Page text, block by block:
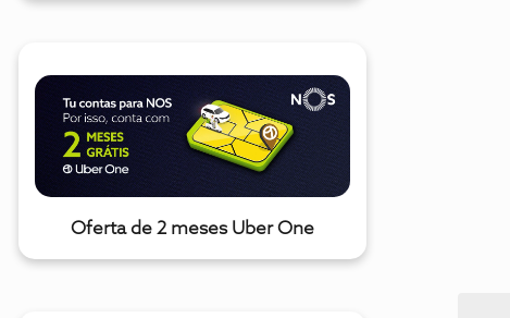
Oferta de 2 meses Uber One